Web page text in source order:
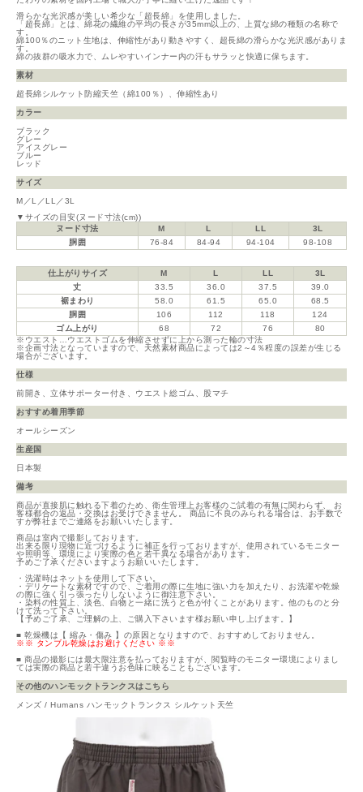
滑らかな光沢感が美しい希少な「超長綿」を使用しました。
「超長綿」とは、綿花の繊維の平均の長さが35mm以上の、上質な綿の種類の名称で
す。
綿100％のニット生地は、伸縮性があり動きやすく、超長綿の滑らかな光沢感がありま
す。
綿の抜群の吸水力で、ムレやすいインナー内の汗もサラッと快適に保ちます。
素材
超長綿シルケット防縮天竺（綿100％）、伸縮性あり
カラー
ブラック
グレー
アイスグレー
ブルー
レッド
サイズ
M／L／LL／3L
▼サイズの目安(ヌード寸法(cm))
ヌード寸法
M L LL
3L
胴囲
76-84 84-94 94-104 98-108
仕上がりサイズ M L LL
3L
丈
33.5 36.0 37.5
39.0
裾まわり
58.0 61.5 65.0
68.5
胴囲
106 112 118
124
ゴム上がり
68 72 76
80
※ウエスト…ウエストゴムを伸縮させずに上から測った輪の寸法
※企画寸法となっていますので、天然素材商品によっては2～4％程度の誤差が生じる
場合がございます。
仕様
前開き、立体サポーター付き、ウエスト総ゴム、股マチ
おすすめ着用季節
オールシーズン
生産国
日本製
備考
商品が直接肌に触れる下着のため、衛生管理上お客様のご試着の有無に関わらず、 お
客様都合の返品・交換はお受けできません。 商品に不良のみられる場合は、お手数で
すが弊社までご連絡をお願いいたします。
商品は室内で撮影しております。
出来る限り現物に近づけるように補正を行っておりますが、使用されているモニター
や照明等、環境により実際の色と若干異なる場合があります。
予めご了承くださいますようお願いいたします。
・洗濯時はネットを使用して下さい。
・デリケートな素材ですので、ご着用の際に生地に強い力を加えたり、お洗濯や乾燥
の際に強く引っ張ったりしないように御注意下さい。
・染料の性質上、淡色、白物と一緒に洗うと色が付くことがあります。他のものと分
けて洗って下さい。
【予めご了承、ご理解の上、ご購入下さいます様お願い申し上げます。】
■ 乾燥機は【 縮み・傷み 】の原因となりますので、おすすめしておりません。
※※ タンブル乾燥はお避けください ※※
■ 商品の撮影には最大限注意を払っておりますが、閲覧時のモニター環境によりまし
ては実際の商品と若干違うお色味に映ることもございます。
その他のハンモックトランクスはこちら
メンズ / Humans ハンモックトランクス シルケット天竺